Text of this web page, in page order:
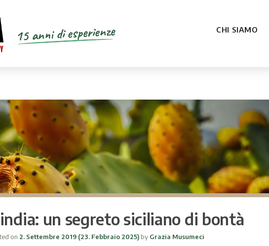
15 anni di esperienze CHI SIAMO
un segreto siciliano di bontà
on 2. Settembre 2019 (23. Febbraio 2025) by Grazia Musumeci